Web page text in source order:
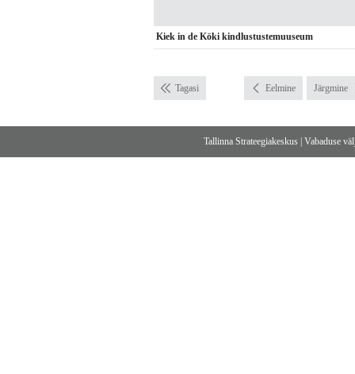
Kiek in de Köki kindlustustemuuseum
Tagasi Eelmine Järgmine
Tallinna Strateegiakeskus Vabaduse